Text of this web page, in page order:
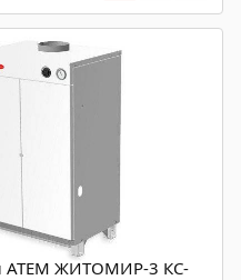
ATEM ЖИТОМИР-3 КС-